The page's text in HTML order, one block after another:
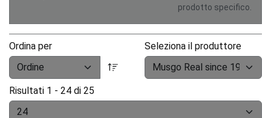
prodotto specifico.
Ordina per Seleziona il produttore
Risultati 1 - 24 di 25